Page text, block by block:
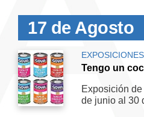
17 de Agosto
EXPOSICIONES
Tengo un
Exposición
de junio al 30